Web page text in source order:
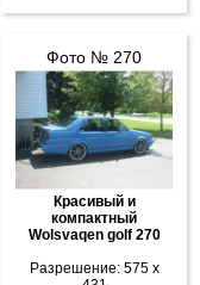
Фото № 270
Красивый и
компактный
Wolsvaqen golf 270
Разрешение: 575 x